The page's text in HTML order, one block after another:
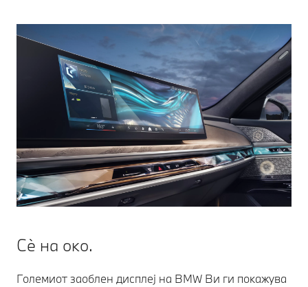
Сѐ на око.
Големиот заоблен дисплеј на BMW Ви ги покажува